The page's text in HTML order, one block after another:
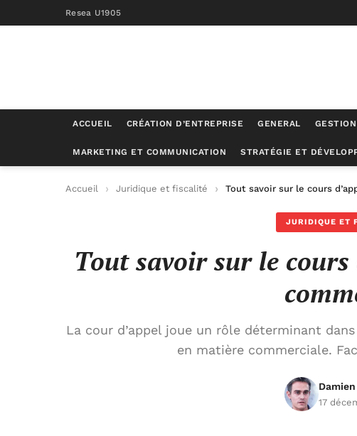
Resea U1905
ACCUEIL CRÉATION D’ENTREPRISE GENERAL
MARKETING ET COMMUNICATION STRATÉGIE ET
Accueil Juridique et fiscalité Tout savoir sur le cours
JURIDIQUE ET
Tout savoir sur le
La cour d’appel joue un rôle déterminant
en matière commerciale.
17